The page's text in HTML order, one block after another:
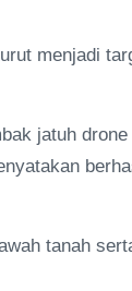
menjadi
jatuh
tanah